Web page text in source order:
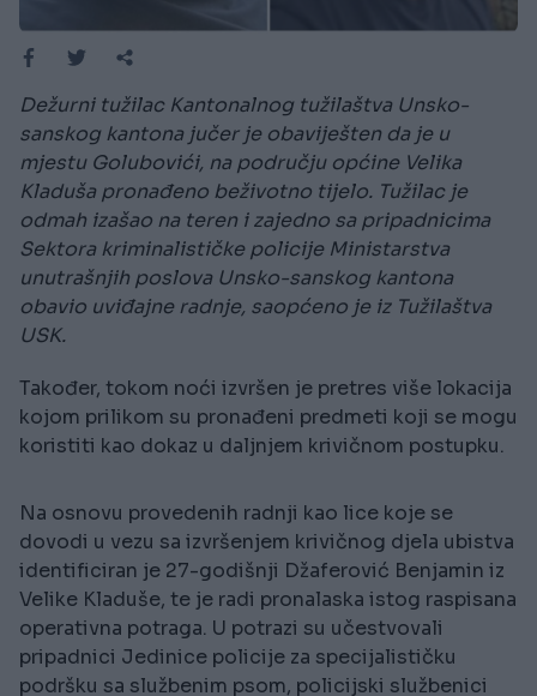
Dežurni tužilac Kantonalnog tužilaštva Unsko-
sanskog kantona jučer je obaviješten da je u
mjestu Golubovići, na području općine Velika
Kladuša pronađeno beživotno tijelo. Tužilac je
odmah izašao na teren i zajedno sa pripadnicima
Sektora kriminalističke policije Ministarstva
unutrašnjih poslova Unsko-sanskog kantona
obavio uviđajne radnje, saopćeno je iz Tužilaštva
USK.
Također, tokom noći izvršen je pretres više lokacija
kojom prilikom su pronađeni predmeti koji se mogu
koristiti kao dokaz u daljnjem krivičnom postupku.
Na osnovu provedenih radnji kao lice koje se
dovodi u vezu sa izvršenjem krivičnog djela ubistva
identificiran je 27-godišnji Džaferović Benjamin iz
Velike Kladuše, te je radi pronalaska istog raspisana
operativna potraga. U potrazi su učestvovali
pripadnici Jedinice policije za specijalističku
podršku sa službenim psom, policijski službenici